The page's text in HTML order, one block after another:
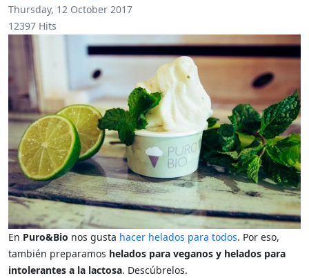
Thursday, 12 October 2017
12397 Hits
En Puro&Bio nos gusta hacer helados para todos. Por eso,
también preparamos helados para veganos y helados para
intolerantes a la lactosa. Descúbrelos.